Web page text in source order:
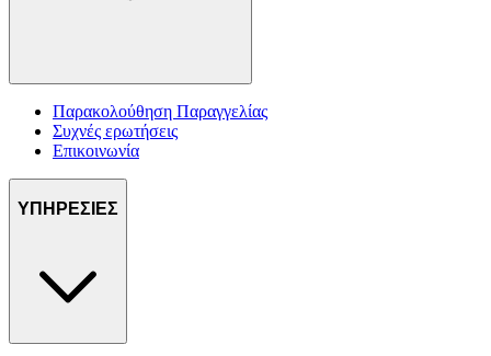
Παρακολούθηση Παραγγελίας
Συχνές ερωτήσεις
Επικοινωνία
ΥΠΗΡΕΣΙΕΣ